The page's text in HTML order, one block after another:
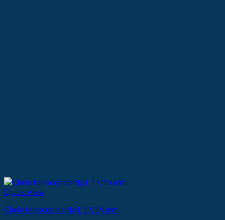
Quick View
Cheie telescopica tip L 17/19 mm